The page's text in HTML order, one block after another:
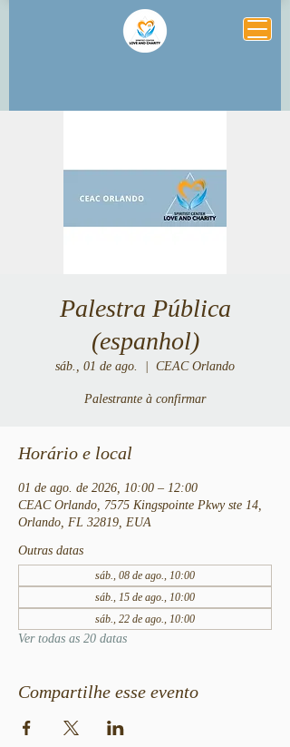
Palestra Pública
(espanhol)
sáb., 01 de ago. CEAC Orlando
Palestrante à confirmar
Horário e local
01 de ago. de 2026, 10:00 – 12:00
CEAC Orlando, 7575 Kingspointe Pkwy ste 14,
Orlando, FL 32819, EUA
Outras datas
sáb., 08 de ago., 10:00
sáb., 15 de ago., 10:00
sáb., 22 de ago., 10:00
Ver todas as 20 datas
Compartilhe esse evento